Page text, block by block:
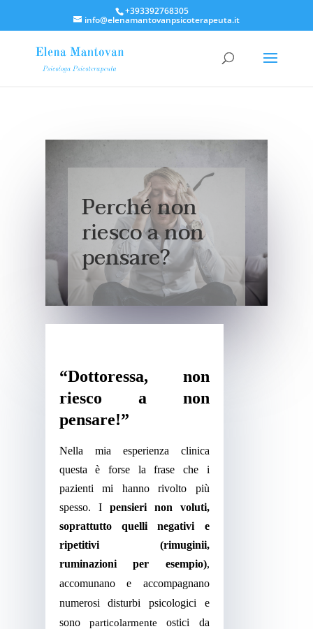
+393392768305
info@elenamantovanpsicoterapeuta.it
Perché non
riesco a non
pensare?
“Dottoressa, non
riesco a non
pensare!”
Nella mia esperienza clinica
questa è forse la frase che i
pazienti mi hanno rivolto più
spesso. I pensieri non voluti,
soprattutto quelli negativi e
ripetitivi (rimuginii,
ruminazioni per esempio),
accomunano e accompagnano
numerosi disturbi psicologici e
sonoparticolarmente ostici da